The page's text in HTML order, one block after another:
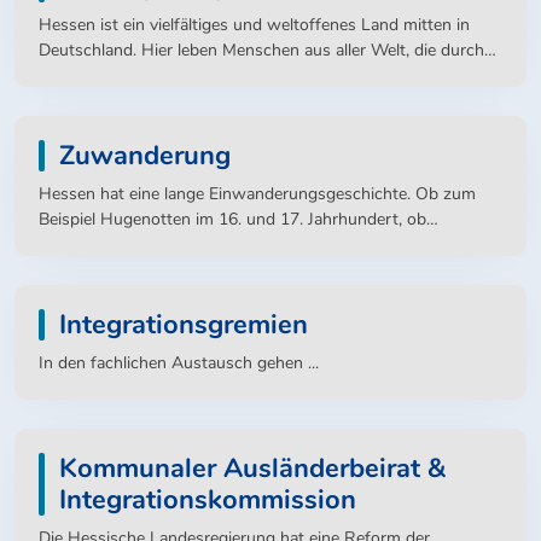
Hessen ist ein vielfältiges und weltoffenes Land mitten in
Deutschland. Hier leben Menschen aus aller Welt, die durch
Zuwanderung
Hessen hat eine lange Einwanderungsgeschichte. Ob zum
Beispiel Hugenotten im 16. und 17. Jahrhundert, ob
neue Heimat gefunden.
Integrationsgremien
In den fachlichen Austausch gehen ...
Kommunaler Ausländerbeirat &
Integrationskommission